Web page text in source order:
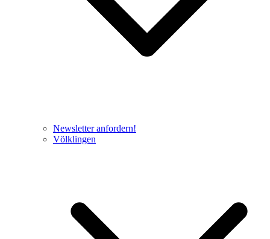
Newsletter anfordern!
Völklingen